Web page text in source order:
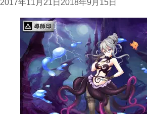
2017年11月21日 2018年9月15日